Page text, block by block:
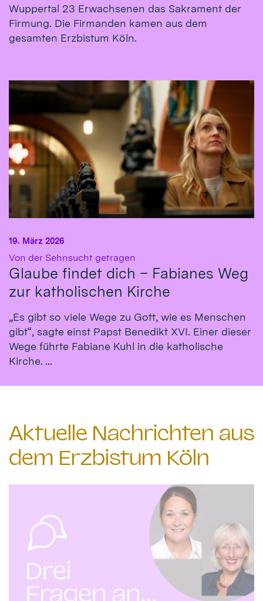
Wuppertal 23 Erwachsenen das Sakrament der
Firmung. Die Firmanden kamen aus dem
gesamten Erzbistum Köln.
Von der Sehnsucht getragen
Glaube findet dich – Fabianes Weg
zur katholischen Kirche
19. März 2026
„Es gibt so viele Wege zu Gott, wie es Menschen
gibt“, sagte einst Papst Benedikt XVI. Einer dieser
Wege führte Fabiane Kuhl in die katholische
Kirche. ...
Aktuelle Nachrichten aus
dem Erzbistum Köln